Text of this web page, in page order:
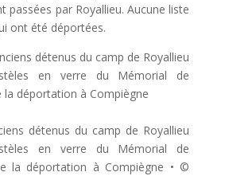
passées par Royallieu. Aucune liste
ont été déportées.
détenus du camp de Royallieu
en verre du Mémorial de
la déportation à Compiègne •©